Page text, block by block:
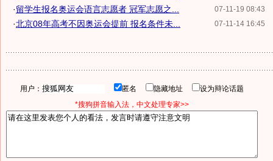
07-11-19 08:43
·留学生报名奥运会语言志愿者 冠军志愿之...
07-11-14 16:45
·北京08年高考不因奥运会提前 报名条件未...
用户： 匿名 隐藏地址
设为辩论话题
*搜狗拼音输入法，中文处理专家>>